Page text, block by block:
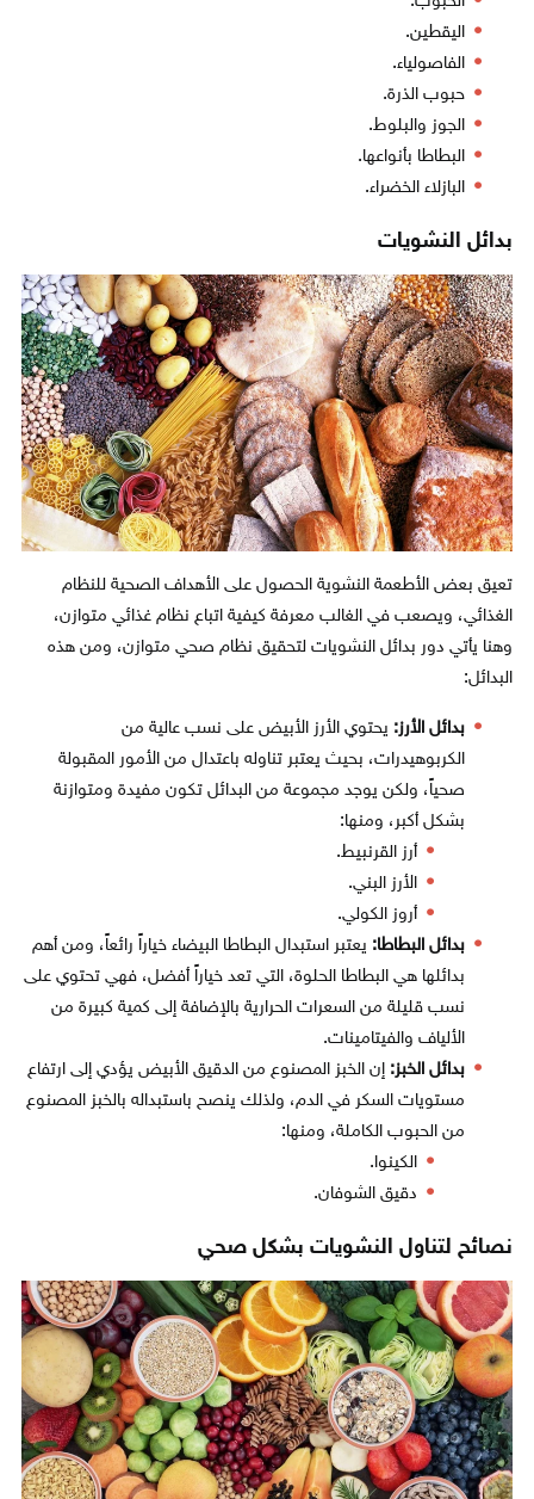
اليقطين.
الفاصولياء.
حبوب الذرة.
الجوز والبلوط.
البطاطا بأنواعها.
البازلاء الخضراء.
بدائل النشويات
تعيق بعض الأطعمة النشوية الحصول على الأهداف الصحية للنظام
الغذائي، ويصعب في الغالب معرفة كيفية اتباع نظام غذائي متوازن،
وهنا يأتي دور بدائل النشويات لتحقيق نظام صحي متوازن، ومن هذه
البدائل:
بدائل الأرز: يحتوي الأرز الأبيض على نسب عالية من
الكربوهيدرات، بحيث يعتبر تناوله باعتدال من الأمور المقبولة
صحياً، ولكن يوجد مجموعة من البدائل تكون مفيدة ومتوازنة
بشكل أكبر، ومنها:
أرز القرنبيط.
الأرز البني.
أروز الكولي.
بدائل البطاطا: يعتبر استبدال البطاطا البيضاء خياراً رائعاً، ومن أهم
بدائلها هي البطاطا الحلوة، التي تعد خياراً أفضل، فهي تحتوي على
نسب قليلة من السعرات الحرارية بالإضافة إلى كمية كبيرة من
الألياف والفيتامينات.
بدائل الخبز: إن الخبز المصنوع من الدقيق الأبيض يؤدي إلى ارتفاع
مستويات السكر في الدم، ولذلك ينصح باستبداله بالخبز المصنوع
من الحبوب الكاملة، ومنها:
الكينوا.
دقيق الشوفان.
نصائح لتناول النشويات بشكل صحي